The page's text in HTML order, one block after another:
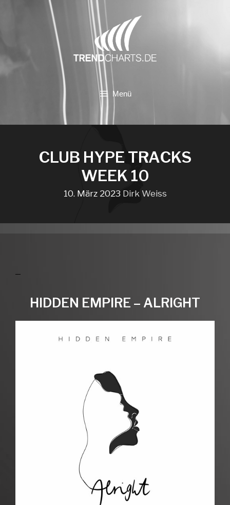
Menü
CLUB HYPE TRACKS
WEEK 10
10. März 2023 Dirk Weiss
HIDDEN EMPIRE – ALRIGHT